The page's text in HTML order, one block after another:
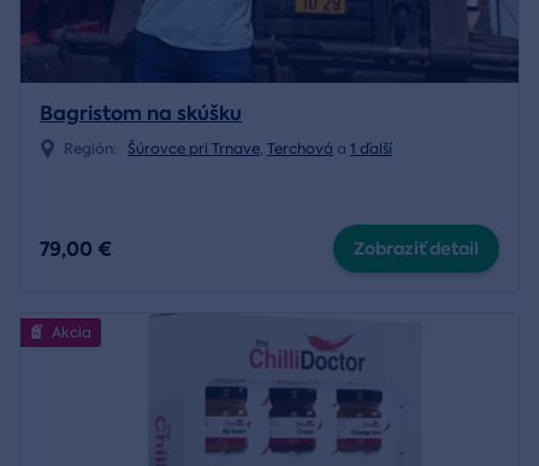
Bagristom na skúšku
Región: Šúrovce pri Trnave, Terchová a 1 ďalší
79,00 € Zobraziť detail
Akcia